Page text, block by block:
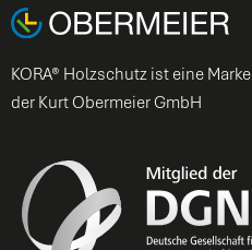
KORA® Holzschutz ist eine Marke
der Kurt Obermeier GmbH